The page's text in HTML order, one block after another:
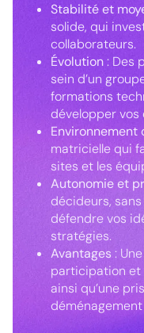
Stabilité et
solide, qui
collaborateurs.
Évolution: Des
sein d’un
formations
développer
matricielle qui
sites et les
Autonomie et
décideurs,
défendre vos
stratégies.
Avantages :
participation et
ainsi qu’une